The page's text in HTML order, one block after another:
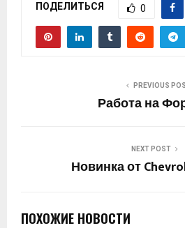
ПОДЕЛИТЬСЯ 0
PREVIOUS
Работа на
NEXT POST
Новинка от
ПОХОЖИЕ НОВОСТИ